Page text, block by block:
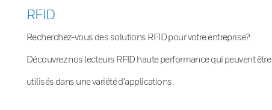
RFID
Recherchez-vous des solutions RFID pour votre entreprise?
Découvrez nos lecteurs RFID haute performance qui peuvent être
utilisés dans une variété d’applications.